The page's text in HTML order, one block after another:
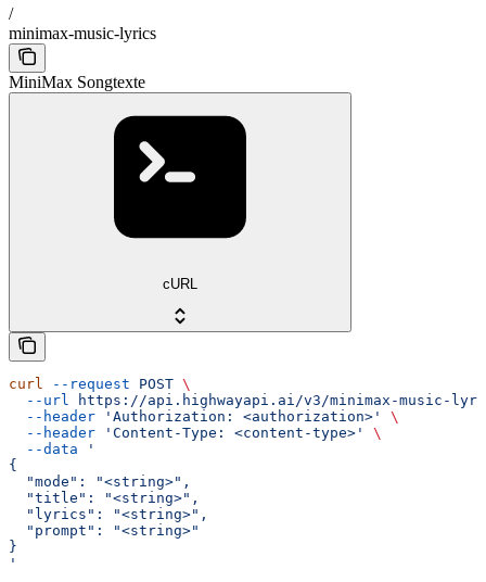
/
minimax-music-lyrics
MiniMax Songtexte
cURL
curl --request POST \
  --url
https://api.highwayapi.ai/v3/minimax-music-
  --header
'Authorization: <authorization>'
\
  --header
'Content-Type: <content-type>'
\
  --data
'
{
  "mode": "<string>",
  "title": "<string>",
  "lyrics": "<string>",
  "prompt": "<string>"
}
'